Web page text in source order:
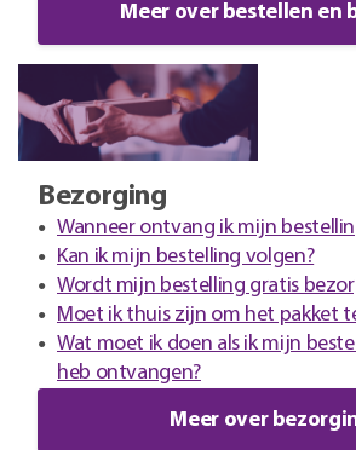
Meer over bestellen en
Bezorging
Wanneer ontvang ik mijn
Kan ik mijn bestelling volgen?
Wordt mijn bestelling gratis
Moet ik thuis zijn om het pakket
Wat moet ik doen als ik mijn
heb ontvangen?
Meer over